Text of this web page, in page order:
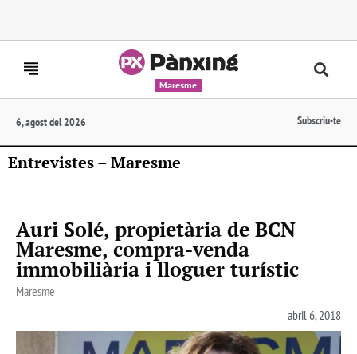
Maresme
6, agost del 2026 Subscriu-te
Entrevistes – Maresme
Auri Solé, propietària de BCN
Maresme, compra-venda
immobiliària i lloguer turístic
Maresme
abril 6, 2018